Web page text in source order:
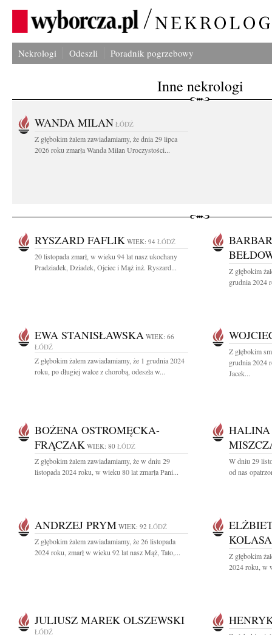
Nekrologi Odeszli Poradnik pogrzebowy
Inne nekrologi
WANDA MILAN ŁÓDŹ
Z głębokim żalem zawiadamiamy, że dnia 29 lipca
2026 roku zmarła Wanda Milan Uroczystości...
RYSZARD FAFLIK WIEK: 94 ŁÓDŹ
20 listopada zmarł, w wieku 94 lat nasz ukochany
Pradziadek, Dziadek, Ojciec i Mąż inż. Ryszard...
Z głębokim
grudnia 2024
EWA STANISŁAWSKA WIEK: 66
ŁÓDŹ
Z głębokim żalem zawiadamiamy, że 1 grudnia 2024
roku, po długiej walce z chorobą, odeszła w...
Z głębokim
grudnia 2024
Jacek...
BOŻENA OSTROMĘCKA-
FRĄCZAK WIEK: 80 ŁÓDŹ
Z głębokim żalem zawiadamiamy, że w dniu 29
listopada 2024 roku, w wieku 80 lat zmarła Pani...
W dniu 29
od nas
ANDRZEJ PRYM WIEK: 92 ŁÓDŹ
Z głębokim żalem zawiadamiamy, że 26 listopada
2024 roku, zmarł w wieku 92 lat nasz Mąż, Tato,...
KOLASA
Z głębokim
2024 roku, w
JULIUSZ MAREK OLSZEWSKI
ŁÓDŹ